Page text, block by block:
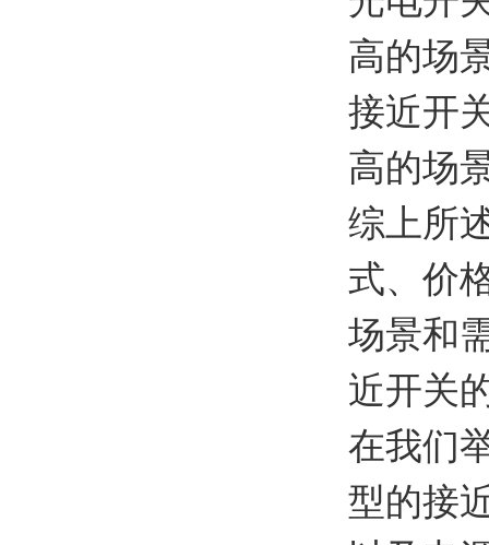
高的场
接近开
高的场
综上所
式、价
场景和
近开关
在我们
型的接